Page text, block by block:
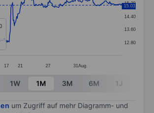
296 data points.
1 X axis displaying categories.
1 Y axis displaying values. Data ranges
17 21 27 31Aug.
12.80
13.60
14.40
15.20
15.03
chart.
1W 1M 3M 6M 1J
um Zugriff auf mehr Diagramm- und